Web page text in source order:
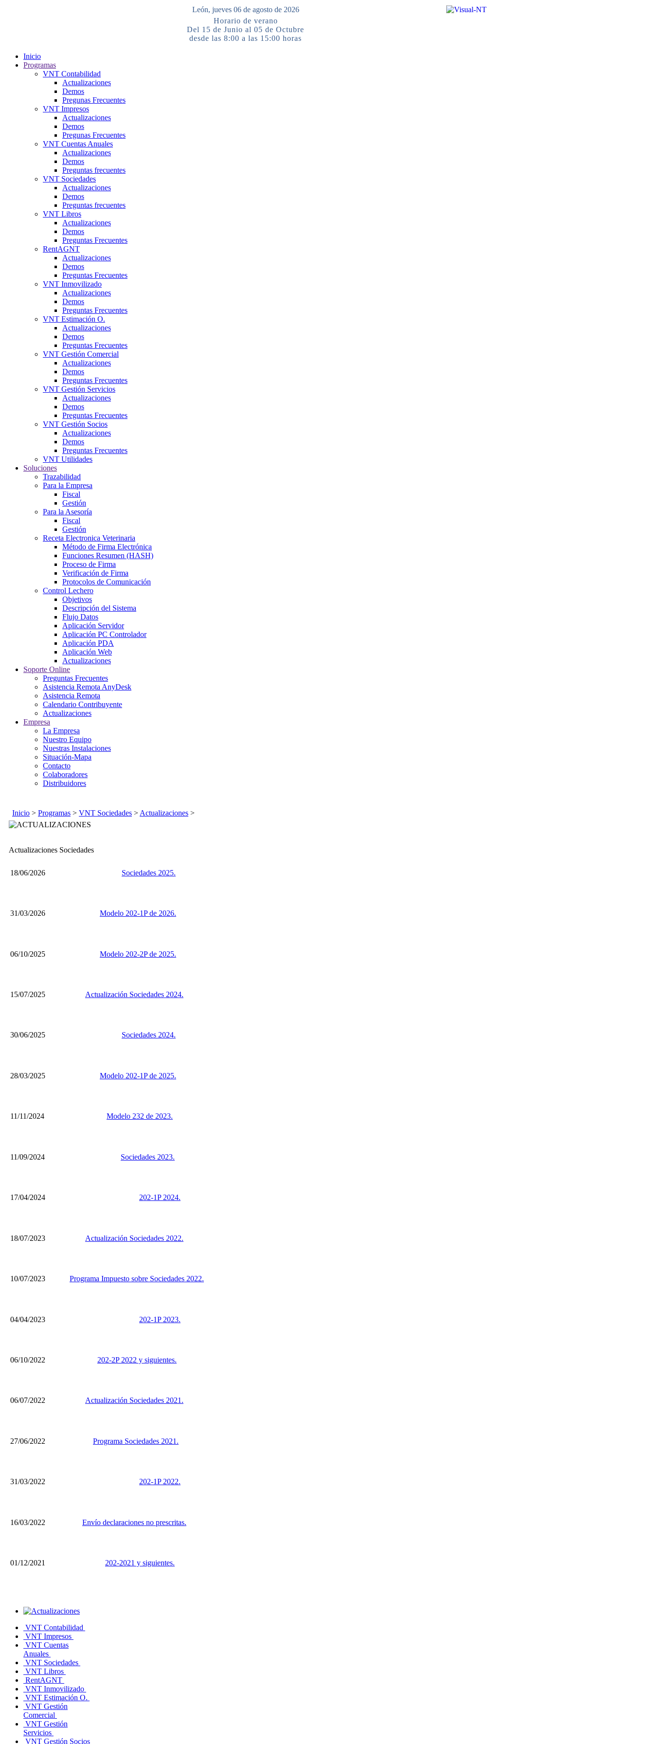
León, jueves 06 de agosto de 2026
Horario de verano
Del 15 de Junio al 05 de Octubre
desde las 8:00 a las 15:00 horas
Inicio
Programas
VNT Contabilidad
Actualizaciones
Demos
Pregunas Frecuentes
VNT Impresos
Actualizaciones
Demos
Pregunas Frecuentes
VNT Cuentas Anuales
Actualizaciones
Demos
Preguntas frecuentes
VNT Sociedades
Actualizaciones
Demos
Preguntas frecuentes
VNT Libros
Actualizaciones
Demos
Preguntas Frecuentes
RentAGNT
Actualizaciones
Demos
Preguntas Frecuentes
VNT Inmovilizado
Actualizaciones
Demos
Preguntas Frecuentes
VNT Estimación O.
Actualizaciones
Demos
Preguntas Frecuentes
VNT Gestión Comercial
Actualizaciones
Demos
Preguntas Frecuentes
VNT Gestión Servicios
Actualizaciones
Demos
Preguntas Frecuentes
VNT Gestión Socios
Actualizaciones
Demos
Preguntas Frecuentes
VNT Utilidades
Soluciones
Trazabilidad
Para la Empresa
Fiscal
Gestión
Para la Asesoría
Fiscal
Gestión
Receta Electronica Veterinaria
Método de Firma Electrónica
Funciones Resumen (HASH)
Proceso de Firma
Verificación de Firma
Protocolos de Comunicación
Control Lechero
Objetivos
Descripción del Sistema
Flujo Datos
Aplicación Servidor
Aplicación PC Controlador
Aplicación PDA
Aplicación Web
Actualizaciones
Soporte Online
Preguntas Frecuentes
Asistencia Remota AnyDesk
Asistencia Remota
Calendario Contribuyente
Actualizaciones
Empresa
La Empresa
Nuestro Equipo
Nuestras Instalaciones
Situación-Mapa
Contacto
Colaboradores
Distribuidores
Inicio > Programas > VNT Sociedades > Actualizaciones >
Actualizaciones Sociedades
18/06/2026 Sociedades 2025.
31/03/2026 Modelo 202-1P de 2026.
06/10/2025 Modelo 202-2P de 2025.
15/07/2025 Actualización Sociedades 2024.
30/06/2025 Sociedades 2024.
28/03/2025 Modelo 202-1P de 2025.
11/11/2024 Modelo 232 de 2023.
11/09/2024 Sociedades 2023.
17/04/2024 202-1P 2024.
18/07/2023 Actualización Sociedades 2022.
10/07/2023 Programa Impuesto sobre Sociedades 2022.
04/04/2023 202-1P 2023.
06/10/2022 202-2P 2022 y siguientes.
06/07/2022 Actualización Sociedades 2021.
27/06/2022 Programa Sociedades 2021.
31/03/2022 202-1P 2022.
16/03/2022 Envío declaraciones no prescritas.
01/12/2021 202-2021 y siguientes.
VNT Contabilidad
VNT Impresos
VNT Cuentas
Anuales
VNT Sociedades
VNT Libros
RentAGNT
VNT Inmovilizado
VNT Estimación O.
VNT Gestión
Comercial
VNT Gestión
Servicios
VNT Gestión Socios